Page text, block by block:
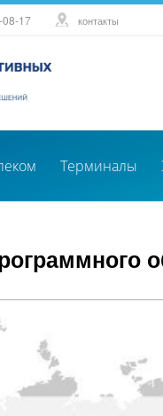
17 контакты
Терминалы